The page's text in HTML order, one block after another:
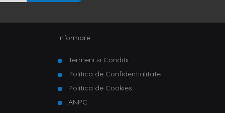
Informare
Termeni si Conditii
Politica de Confidentialitate
Politica de Cookies
ANPC